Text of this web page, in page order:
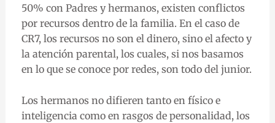
50% con Padres y hermanos, existen conflictos
por recursos dentro de la familia. En el caso de
CR7, los recursos no son el dinero, sino el afecto y
la atención parental, los cuales, si nos basamos
en lo que se conoce por redes, son todo del junior.
Los hermanos no difieren tanto en físico e
inteligencia como en rasgos de personalidad, los